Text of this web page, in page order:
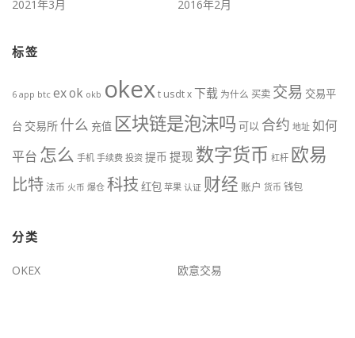
2021年3月
2016年2月
标签
6 app btc exok okb okext usdtx下载 为什么 买卖 交易 交易平
台 交易所 什么 充值 区块链是泡沫吗 可以 合约 地址 如何
平台 怎么 手机 手续费 投资 提币 提现 数字货币 杠杆 欧易
比特法币 火币 爆仓 科技 红包 苹果 认证 财经 账户 货币 钱包
分类
OKEX 欧意交易